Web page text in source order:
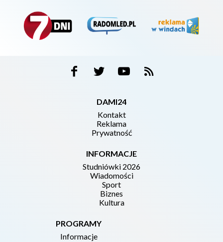
DAMI24
Kontakt
Reklama
Prywatność
INFORMACJE
Studniówki 2026
Wiadomości
Sport
Biznes
Kultura
PROGRAMY
Informacje